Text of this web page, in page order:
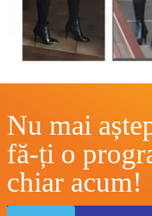
Nu mai
fă-ți o
chiar acum!